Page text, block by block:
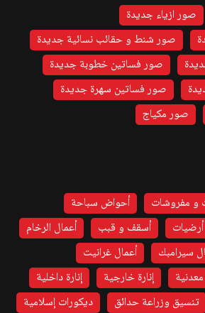
صور ازياء جديدة
صور شنط و حقائب نسائية جديدة
صور فساتين خطوبة جديدة
صور فساتين سهرة جديدة
صور مكياج
و مفروشات
أحواض سباحة
أرضيات أسقف و قبب
أعمال الرخام
سيرامبك
أعمال غرانيت
إنارة خارجية
إنارة داخلية
تنسيق وزراعة حدائق
ديكورات إسلامية